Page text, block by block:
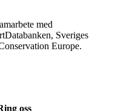
med
Sveriges
Europe.
oss